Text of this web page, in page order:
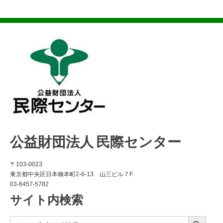
公益財団法人 民際センター
〒103-0023
東京都中央区日本橋本町2-6-13 山三ビル７F
03-6457-5782
サイト内検索
Search
Search Button